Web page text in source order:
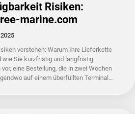
Risiken:
marine.com
verstehen: Warum Ihre Lieferkette
wie Sie kurzfristig und langfristig
eine Bestellung, die in zwei Wochen
auf einem überfüllten Terminal…